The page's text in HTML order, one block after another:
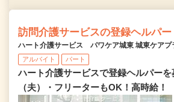
訪問介護サービスの登録ヘルパー
ハート介護サービス パワケア城東 城東ケアプ
アルバイト パート
ハート介護サービスで登録ヘルパー
（夫）・フリーターもOK！高時給！